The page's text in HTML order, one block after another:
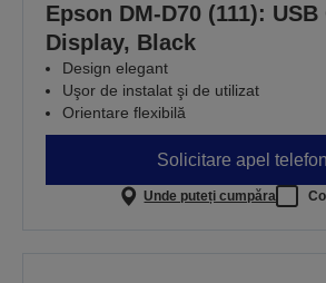
Epson DM-D70 (111):
Display, Black
Design elegant
Uşor de instalat şi de utilizat
Orientare flexibilă
Solicitare apel
Unde puteți cumpăra